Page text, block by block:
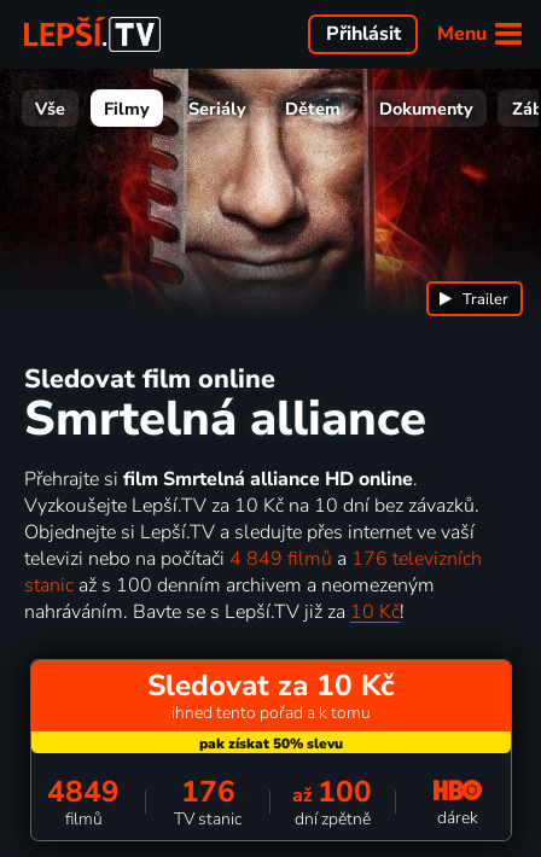
Menu
Přihlásit
Vše Filmy Seriály Dětem Dokumenty
Sledovat film online
Smrtelná alliance
Trailer
Přehrajte si film Smrtelná alliance HD online.
Vyzkoušejte Lepší.TV za 10 Kč na 10 dní bez závazků.
Objednejte si Lepší.TV a sledujte přes internet ve vaší
televizi nebo na počítači 4 849 filmů a 176 televizních
stanic až s 100 denním archivem a neomezeným
nahráváním. Bavte se s Lepší.TV již za 10 Kč!
Sledovat za 10 Kč
ihned tento pořad a k tomu
4849
filmů
176
TV stanic
až 100
dní zpětně dárek